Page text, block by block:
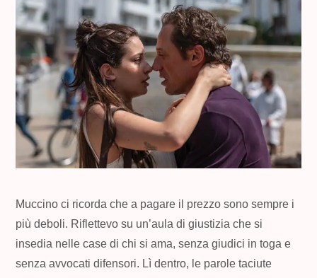
Muccino ci ricorda che a pagare il prezzo sono sempre i
più deboli. Riflettevo su un’aula di giustizia che si
insedia nelle case di chi si ama, senza giudici in toga e
senza avvocati difensori. Lì dentro, le parole taciute